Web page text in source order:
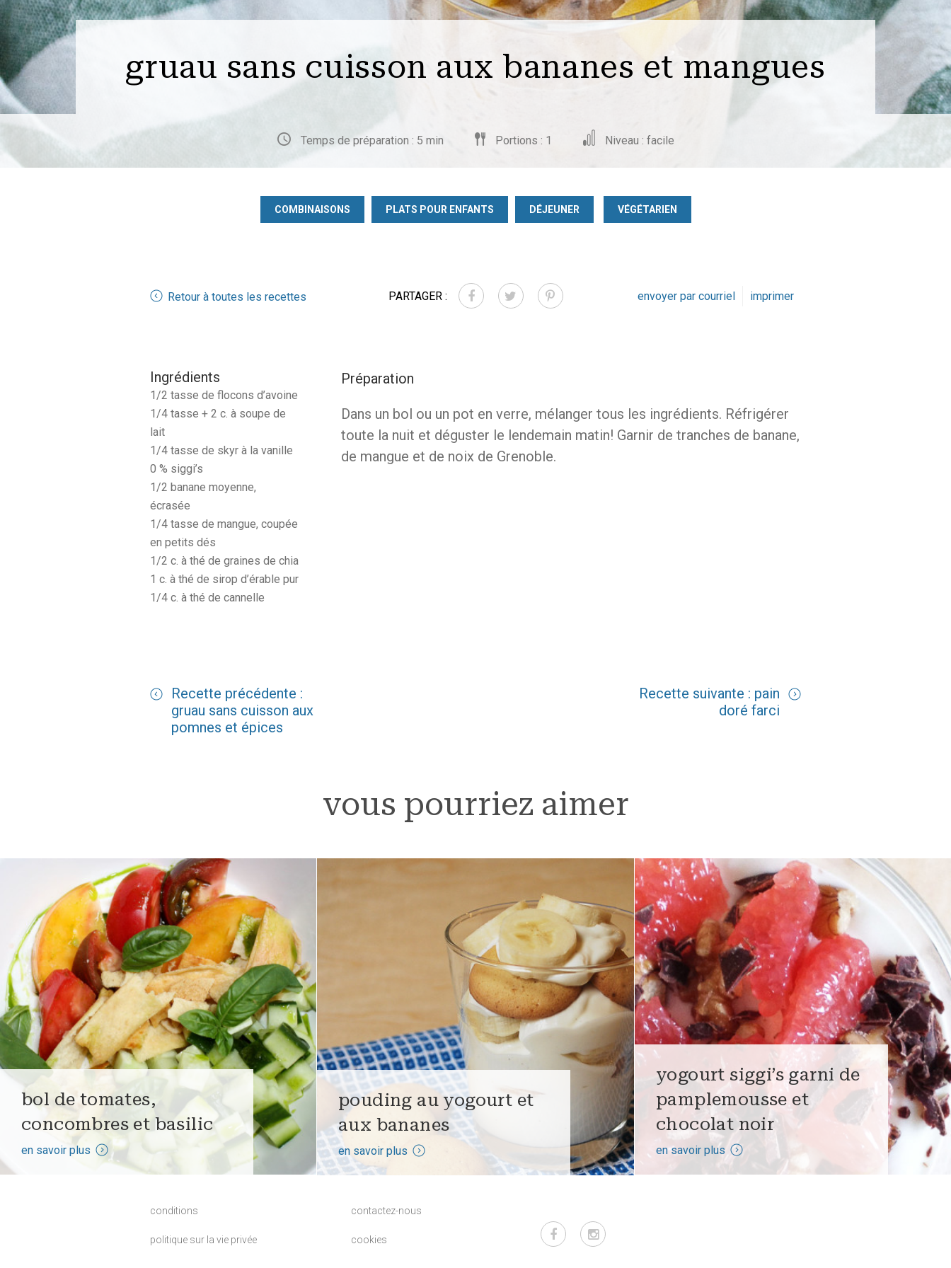
gruau sans cuisson aux bananes et mangues
Temps de préparation : 5 min Portions : 1 Niveau : facile
COMBINAISONS PLATS POUR ENFANTS DÉJEUNER VÉGÉTARIEN
Retour à toutes les recettes PARTAGER : envoyer par courriel imprimer
Ingrédients
1/2 tasse de flocons d’avoine
1/4 tasse + 2 c. à soupe de
lait
1/4 tasse de skyr à la vanille
0 % siggi’s
1/2 banane moyenne,
écrasée
1/4 tasse de mangue, coupée
en petits dés
1/2 c. à thé de graines de chia
1 c. à thé de sirop d’érable pur
1/4 c. à thé de cannelle
Préparation
Dans un bol ou un pot en verre, mélanger tous les ingrédients. Réfrigérer
toute la nuit et déguster le lendemain matin! Garnir de tranches de banane,
de mangue et de noix de Grenoble.
Recette précédente :
gruau sans cuisson aux
pomnes et épices
Recette suivante : pain
doré farci
vous pourriez aimer
bol de tomates,
concombres et basilic
en savoir plus
pouding au yogourt et
aux bananes
en savoir plus
yogourt siggi’s garni de
pamplemousse et
chocolat noir
en savoir plus
conditions
politique sur la vie privée
contactez-nous
cookies